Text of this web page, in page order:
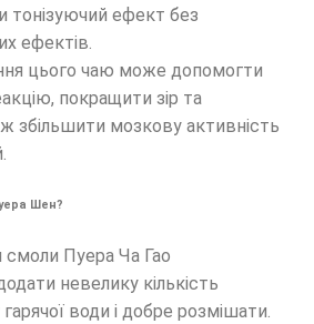
тонізуючий ефект без
ефектів.
цього чаю може допомогти
покращити зір та
збільшити мозкову активність
Шен?
смоли Пуера Ча Гао
невелику кількість
води і добре розмішати.